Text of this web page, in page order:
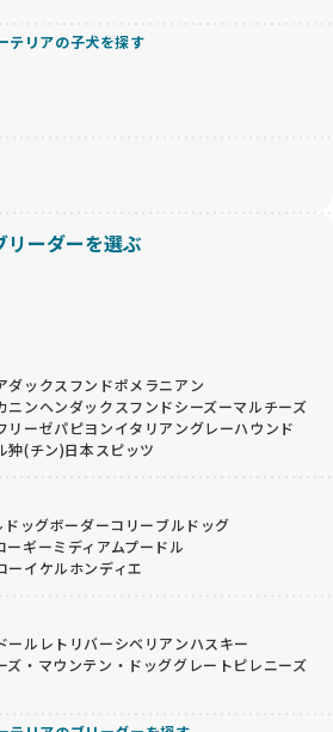
テリアの子犬を探す
リーダーを選ぶ
ダックスフンドポメラニアン
ニンヘンダックスフンドシーズーマルチーズ
リーゼパピヨンイタリアングレーハウンド
狆(チン)日本スピッツ
ドッグボーダーコリーブルドッグ
ーギーミディアムプードル
ーイケルホンディエ
ールレトリバーシベリアンハスキー
ズ・マウンテン・ドッググレートピレニーズ